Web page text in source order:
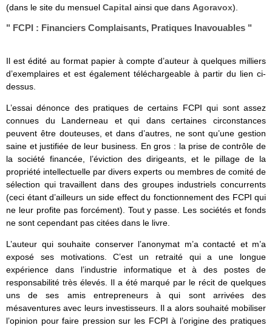
(dans le site du mensuel Capital ainsi que dans Agoravox).
" FCPI : Financiers Complaisants, Pratiques Inavouables "
Il est édité au format papier à compte d’auteur à quelques milliers
d’exemplaires et est également téléchargeable à partir du lien ci-
dessus.
L’essai dénonce des pratiques de certains FCPI qui sont assez
connues du Landerneau et qui dans certaines circonstances
peuvent être douteuses, et dans d’autres, ne sont qu’une gestion
saine et justifiée de leur business. En gros : la prise de contrôle de
la société financée, l’éviction des dirigeants, et le pillage de la
propriété intellectuelle par divers experts ou membres de comité de
sélection qui travaillent dans des groupes industriels concurrents
(ceci étant d’ailleurs un side effect du fonctionnement des FCPI qui
ne leur profite pas forcément). Tout y passe. Les sociétés et fonds
ne sont cependant pas citées dans le livre.
L’auteur qui souhaite conserver l’anonymat m’a contacté et m’a
exposé ses motivations. C’est un retraité qui a une longue
expérience dans l’industrie informatique et à des postes de
responsabilité très élevés. Il a été marqué par le récit de quelques
uns de ses amis entrepreneurs à qui sont arrivées des
mésaventures avec leurs investisseurs. Il a alors souhaité mobiliser
l’opinion pour faire pression sur les FCPI à l’origine des pratiques